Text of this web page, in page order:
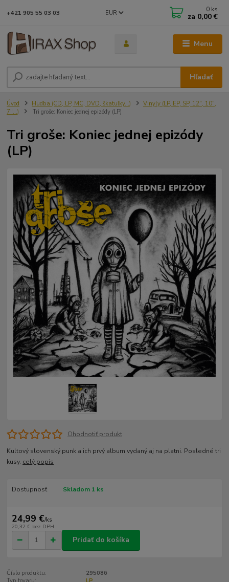
Menu
EUR
Hľadať
+421 905 55 03 03 0 ks
za 0,00 €
Úvod Hudba (CD, LP, MC, DVD, škatuľky...)
Vinyly (LP, EP, SP, 12", 10",
7"...)
Tri groše: Koniec jednej epizódy (LP)
Tri groše: Koniec jednej epizódy
(LP)
Ohodnotiť produkt
Kultový slovenský punk a ich prvý album vydaný aj na platni. Posledné tri
kusy. celý popis
Dostupnosť Skladom 1 ks
24,99 €/ks
20,32 € bez DPH
Pridať do košíka
Číslo produktu:
295086